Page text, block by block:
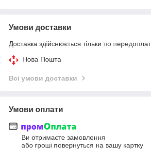
Умови доставки
Доставка здійснюється тільки по
Нова Пошта
Всі умови доставки
Умови оплати
Ви отримаєте замовлення
або гроші повернуться на вашу картку